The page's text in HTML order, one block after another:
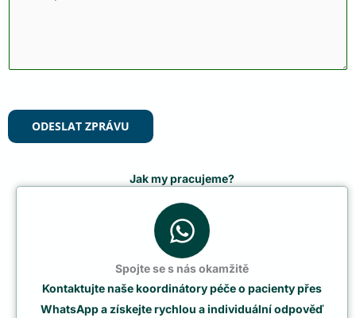
ODESLAT ZPRÁVU
Jak my pracujeme?
Spojte se s nás okamžitě
Kontaktujte naše koordinátory péče o pacienty přes
WhatsApp a získejte rychlou a individuální odpověď